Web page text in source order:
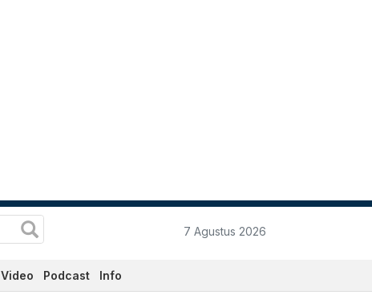
7 Agustus 2026
Video Podcast Info